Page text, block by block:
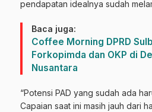
pendapatan idealnya sudah
Baca juga:
Coffee Morning DPRD
Forkopimda dan OKP di
Nusantara
“Potensi PAD yang sudah ada
Capaian saat ini masih jauh dari